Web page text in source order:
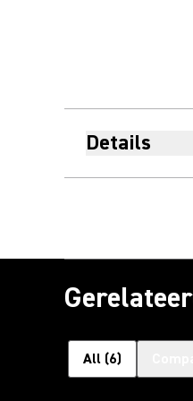
Details
All (6)